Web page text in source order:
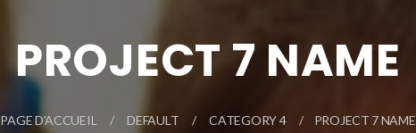
PROJECT 7 NAME
PAGE D'ACCUEIL DEFAULT CATEGORY 4 PROJECT 7 NAME